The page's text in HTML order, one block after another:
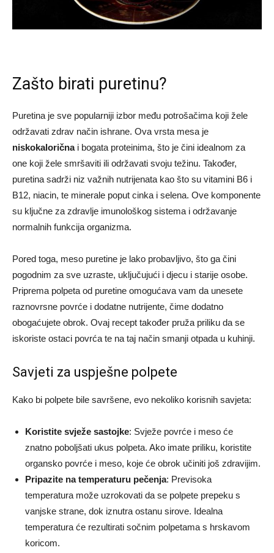
Zašto birati puretinu?
Puretina je sve popularniji izbor među potrošačima koji žele
održavati zdrav način ishrane. Ova vrsta mesa je
niskokaloričnai bogata proteinima, što je čini idealnom za
one koji žele smršaviti ili održavati svoju težinu. Također,
puretina sadrži niz važnih nutrijenata kao što su vitamini B6 i
B12, niacin, te minerale poput cinka i selena. Ove komponente
su ključne za zdravlje imunološkog sistema i održavanje
normalnih funkcija organizma.
Pored toga, meso puretine je lako probavljivo, što ga čini
pogodnim za sve uzraste, uključujući i djecu i starije osobe.
Priprema polpeta od puretine omogućava vam da unesete
raznovrsne povrće i dodatne nutrijente, čime dodatno
obogaćujete obrok. Ovaj recept također pruža priliku da se
iskoriste ostaci povrća te na taj način smanji otpada u kuhinji.
Savjeti za uspješne polpete
Kako bi polpete bile savršene, evo nekoliko korisnih savjeta:
Koristite svježe sastojke: Svježe povrće i meso će
znatno poboljšati ukus polpeta. Ako imate priliku, koristite
organsko povrće i meso, koje će obrok učiniti još zdravijim.
Pripazite na temperaturu pečenja: Previsoka
temperatura može uzrokovati da se polpete prepeku s
vanjske strane, dok iznutra ostanu sirove. Idealna
temperatura će rezultirati sočnim polpetama s hrskavom
koricom.